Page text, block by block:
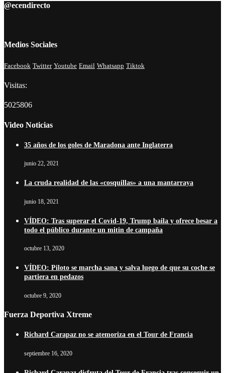
@ecendirecto
Medios Sociales
Facebook Twitter Youtube Email Whatsapp Tiktok
Visitas:
5025806
Video Noticias
35 años de los goles de Maradona ante Inglaterra
junio 22, 2021
La cruda realidad de las «cosquillas» a una mantarraya
junio 18, 2021
VÍDEO: Tras superar el Covid-19, Trump baila y ofrece besar a
todo el público durante un mitin de campaña
octubre 13, 2020
VÍDEO: Piloto se marcha sana y salva luego de que su coche se
partiera en pedazos
octubre 9, 2020
Fuerza Deportiva Xtreme
Richard Carapaz no se atemoriza en el Tour de Francia
septiembre 16, 2020